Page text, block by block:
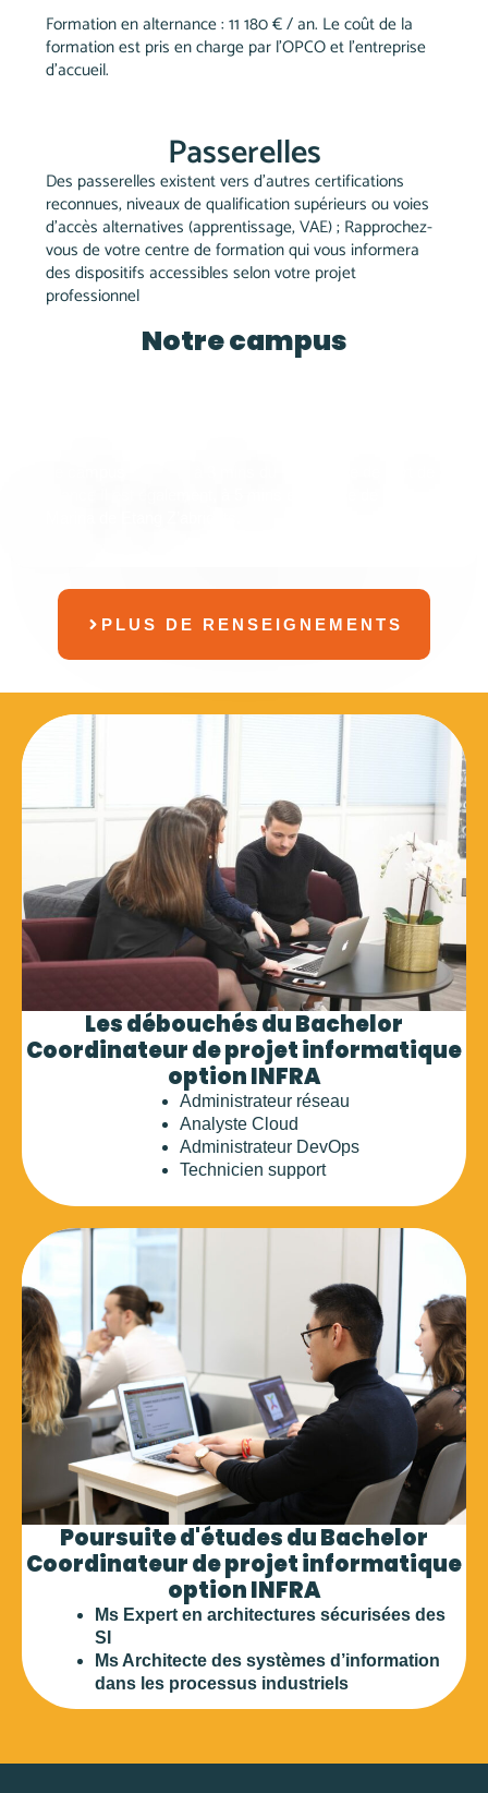
Formation en alternance :11 180€ / an. Le coût de la
formation est pris en charge par l’OPCO et l’entreprise
d’accueil.
Passerelles
Des passerelles existent vers d’autres certifications
reconnues, niveaux de qualification supérieurs ou voies
d’accès alternatives (apprentissage, VAE) ; Rapprochez-
vous de votre centre de formation qui vous informera
des dispositifs accessibles selon votre projet
professionnel
Notre campus
PLUS DE RENSEIGNEMENTS
Les débouchés du Bachelor
Coordinateur de projet informatique
option INFRA​
Administrateur réseau
Analyste Cloud
Administrateur DevOps
Technicien support
Poursuite d'études du Bachelor
Coordinateur de projet informatique
option INFRA​
Ms Expert en architectures sécurisées des
SI
Ms Architecte des systèmes d’information
dans les processus industriels